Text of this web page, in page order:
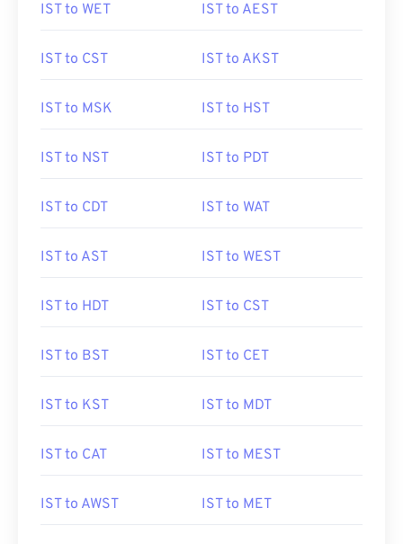
IST to WET IST to AEST
IST to CST IST to AKST
IST to MSK IST to HST
IST to NST IST to PDT
IST to CDT IST to WAT
IST to AST IST to WEST
IST to HDT IST to CST
IST to BST IST to CET
IST to KST IST to MDT
IST to CAT IST to MEST
IST to AWST IST to MET